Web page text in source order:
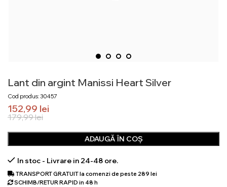
Lant din argint Manissi Heart Silver
Cod produs: 30457
179,99lei
152,99 lei
ADAUGĂ ÎN COȘ
In stoc - Livrare in 24-48 ore.
TRANSPORT GRATUIT la comenzi de peste 289 lei
SCHIMB/RETUR RAPID in 48 h